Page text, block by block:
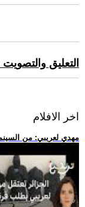
التعليق
اخر الافلام
.. مهدي لعريبي: من